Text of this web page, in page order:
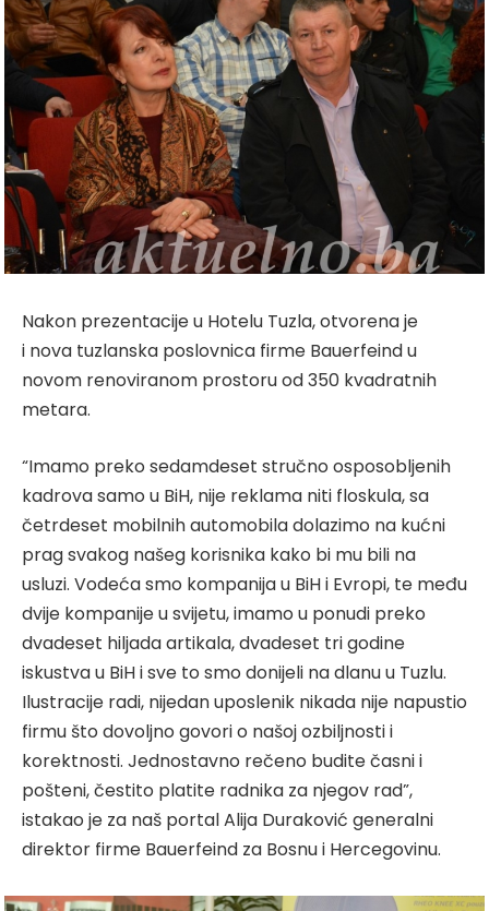
Nakon prezentacije u Hotelu Tuzla, otvorena je
i nova tuzlanska poslovnica firme Bauerfeind u
novom renoviranom prostoru od 350 kvadratnih
metara.
“Imamo preko sedamdeset stručno osposobljenih
kadrova samo u BiH, nije reklama niti floskula, sa
četrdeset mobilnih automobila dolazimo na kućni
prag svakog našeg korisnika kako bi mu bili na
usluzi. Vodeća smo kompanija u BiH i Evropi, te među
dvije kompanije u svijetu, imamo u ponudi preko
dvadeset hiljada artikala, dvadeset tri godine
iskustva u BiH i sve to smo donijeli na dlanu u Tuzlu.
Ilustracije radi, nijedan uposlenik nikada nije napustio
firmu što dovoljno govori o našoj ozbiljnosti i
korektnosti. Jednostavno rečeno budite časni i
pošteni, čestito platite radnika za njegov rad”,
istakao je za naš portal Alija Duraković generalni
direktor firme Bauerfeind za Bosnu i Hercegovinu.